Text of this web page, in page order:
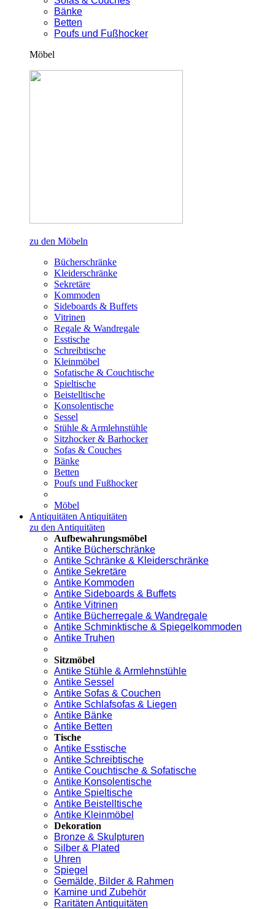
Bänke
Betten
Poufs und Fußhocker
Möbel
zu den Möbeln
Bücherschränke
Kleiderschränke
Sekretäre
Kommoden
Sideboards & Buffets
Vitrinen
Regale & Wandregale
Esstische
Schreibtische
Kleinmöbel
Sofatische & Couchtische
Spieltische
Beistelltische
Konsolentische
Sessel
Stühle & Armlehnstühle
Sitzhocker & Barhocker
Sofas & Couches
Bänke
Betten
Poufs und Fußhocker
Möbel
Antiquitäten Antiquitäten
zu den Antiquitäten
Aufbewahrungsmöbel
Antike Bücherschränke
Antike Schränke & Kleiderschränke
Antike Sekretäre
Antike Kommoden
Antike Sideboards & Buffets
Antike Vitrinen
Antike Bücherregale & Wandregale
Antike Schminktische & Spiegelkommoden
Antike Truhen
Sitzmöbel
Antike Stühle & Armlehnstühle
Antike Sessel
Antike Sofas & Couchen
Antike Schlafsofas & Liegen
Antike Bänke
Antike Betten
Tische
Antike Esstische
Antike Schreibtische
Antike Couchtische & Sofatische
Antike Konsolentische
Antike Spieltische
Antike Beistelltische
Antike Kleinmöbel
Dekoration
Bronze & Skulpturen
Silber & Plated
Uhren
Spiegel
Gemälde, Bilder & Rahmen
Kamine und Zubehör
Raritäten Antiquitäten